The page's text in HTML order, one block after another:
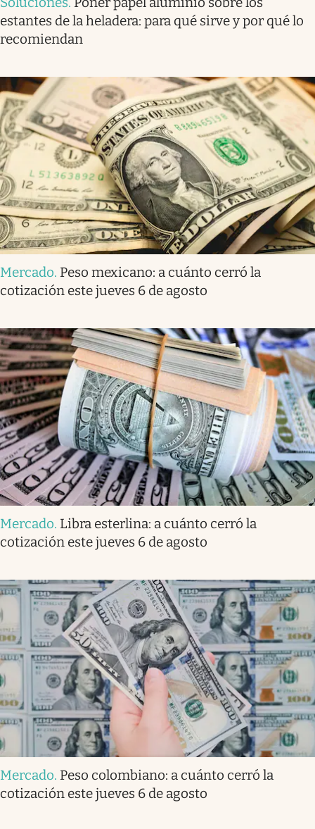
estantes de la heladera: para qué sirve y por qué lo
recomiendan
Mercado. Peso mexicano: a cuánto cerró la
cotización este jueves 6 de agosto
Mercado. Libra esterlina: a cuánto cerró la
cotización este jueves 6 de agosto
Mercado. Peso colombiano: a cuánto cerró la
cotización este jueves 6 de agosto